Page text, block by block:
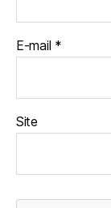
E-mail *
Site